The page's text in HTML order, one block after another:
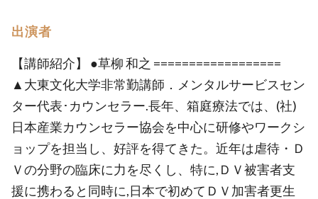
出演者
【講師紹介】 ●草柳 和之 ==================
▲大東文化大学非常勤講師．メンタルサービスセン
ター代表･カウンセラー.長年、箱庭療法では、(社)
日本産業カウンセラー協会を中心に研修やワークシ
ョップを担当し、好評を得てきた。近年は虐待・Ｄ
Ｖの分野の臨床に力を尽くし、特に,ＤＶ被害者支
援に携わると同時に,日本で初めてＤＶ加害者更生